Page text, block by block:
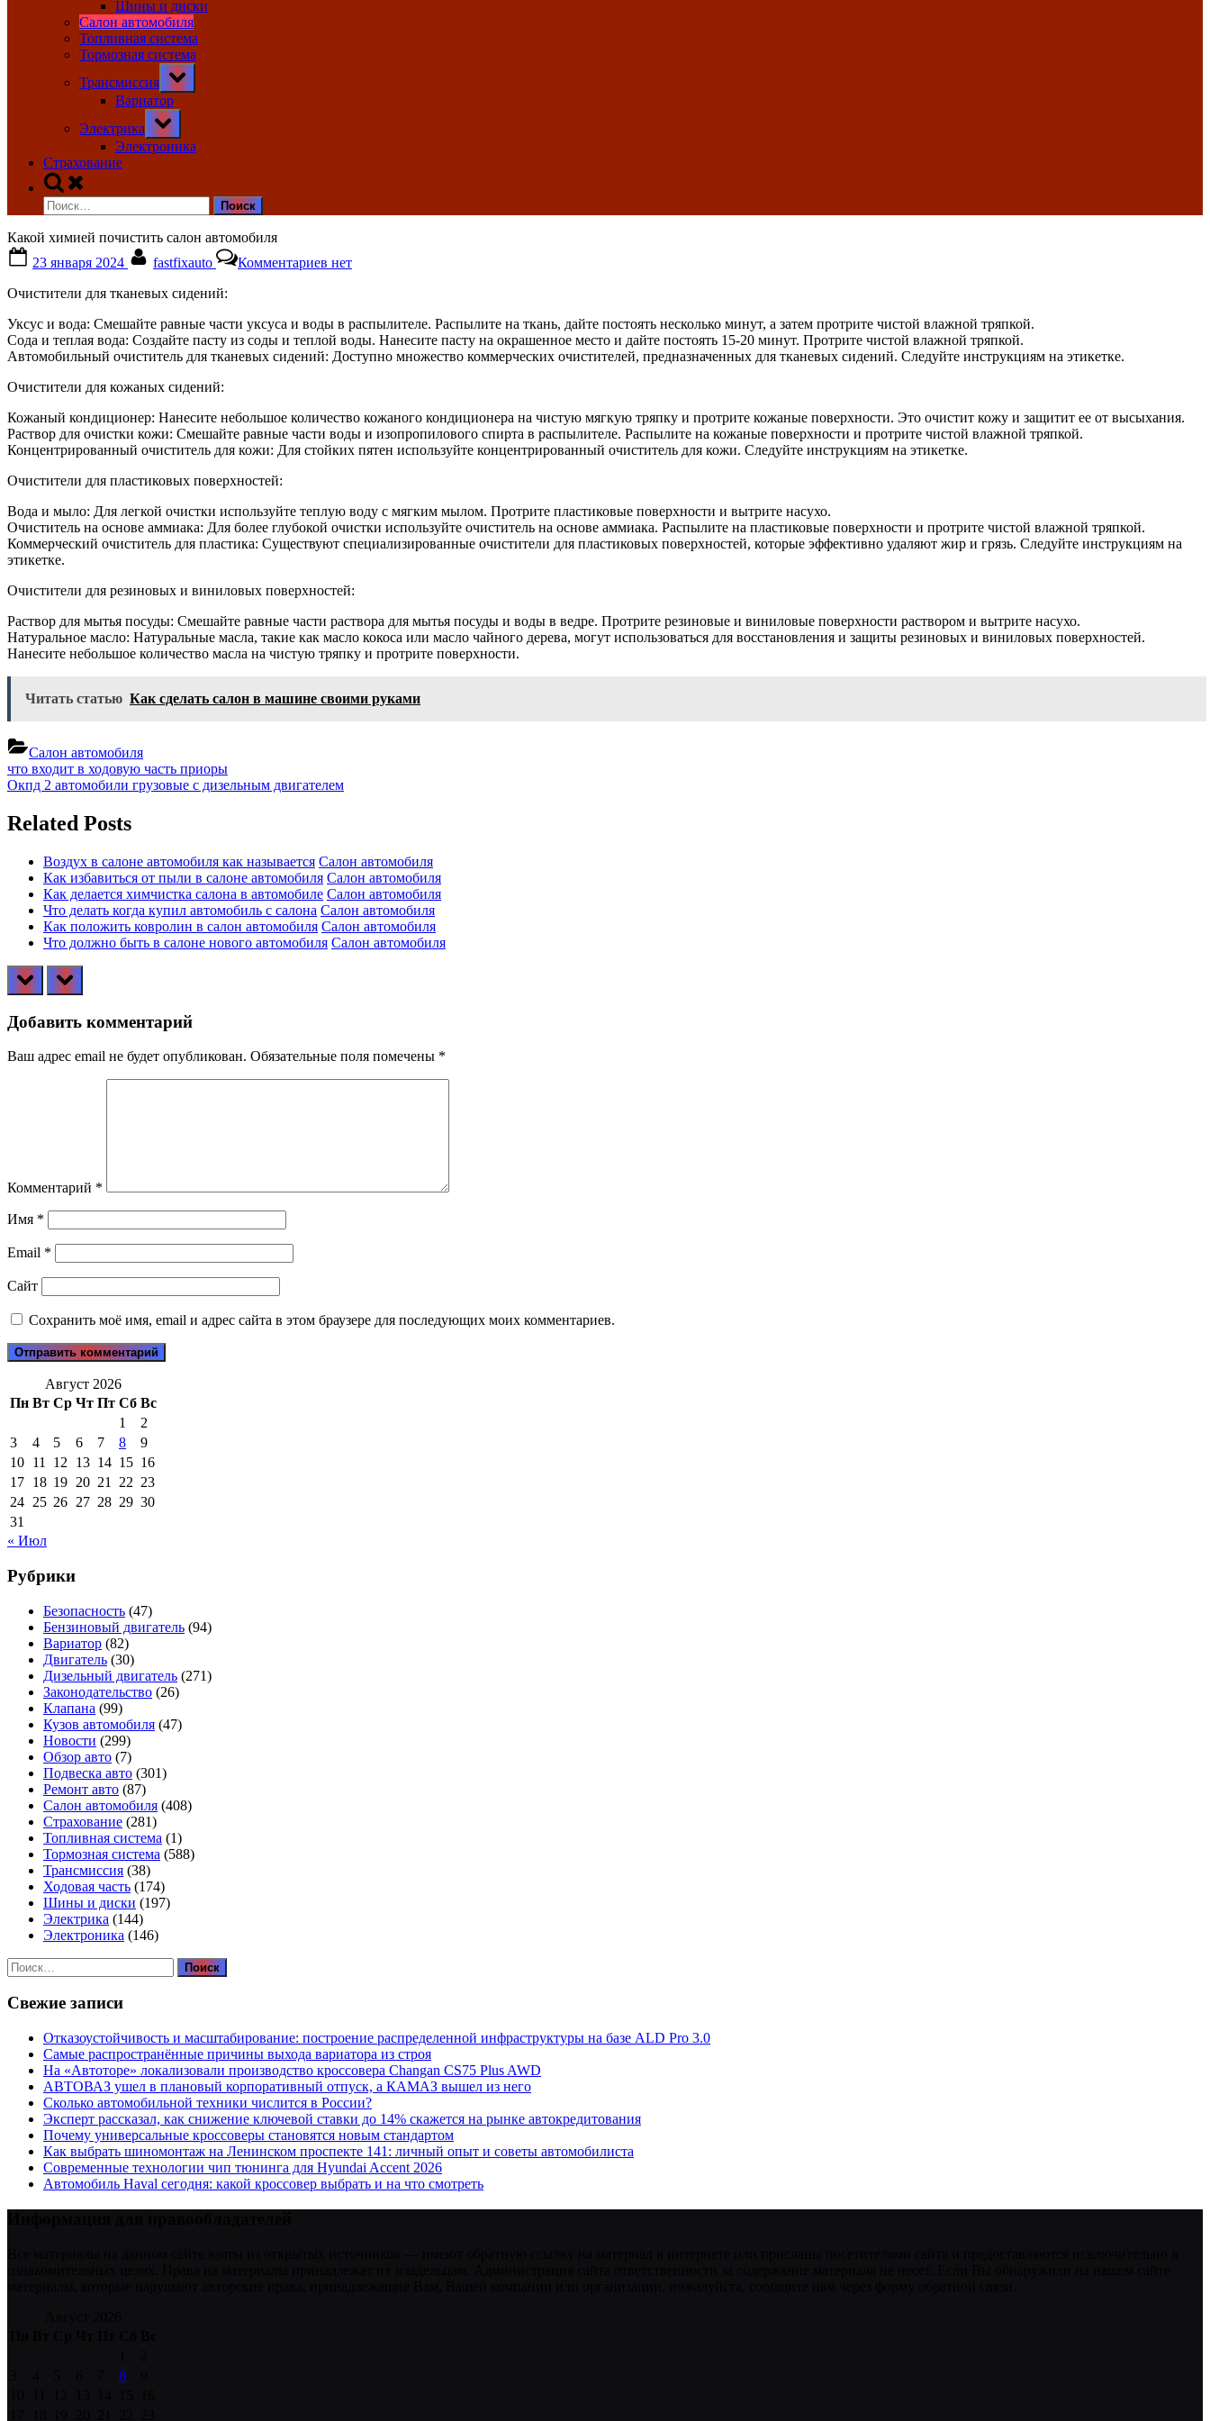
Шины и диски
Салон автомобиля
Топливная система
Тормозная система
Трансмиссия
Toggle
sub-
menu
Вариатор
Электрика
Toggle
sub-
menu
Электроника
Страхование
Toggle
search
form
Найти:
Какой химией почистить салон автомобиля
on
23 января 2024 fastfixauto Комментариевзаписи
салон
автомобиля
нет
Очистители для тканевых сидений:
Уксус и вода: Смешайте равные части уксуса и воды в распылителе. Распылите на ткань, дайте постоять несколько минут, а затем протрите чистой влажной тряпкой.
Сода и теплая вода: Создайте пасту из соды и теплой воды. Нанесите пасту на окрашенное место и дайте постоять 15-20 минут. Протрите чистой влажной тряпкой.
Автомобильный очиститель для тканевых сидений: Доступно множество коммерческих очистителей, предназначенных для тканевых сидений. Следуйте инструкциям на этикетке.
Очистители для кожаных сидений:
Кожаный кондиционер: Нанесите небольшое количество кожаного кондиционера на чистую мягкую тряпку и протрите кожаные поверхности. Это очистит кожу и защитит ее от высыхания.
Раствор для очистки кожи: Смешайте равные части воды и изопропилового спирта в распылителе. Распылите на кожаные поверхности и протрите чистой влажной тряпкой.
Концентрированный очиститель для кожи: Для стойких пятен используйте концентрированный очиститель для кожи. Следуйте инструкциям на этикетке.
Очистители для пластиковых поверхностей:
Вода и мыло: Для легкой очистки используйте теплую воду с мягким мылом. Протрите пластиковые поверхности и вытрите насухо.
Очиститель на основе аммиака: Для более глубокой очистки используйте очиститель на основе аммиака. Распылите на пластиковые поверхности и протрите чистой влажной тряпкой.
Коммерческий очиститель для пластика: Существуют специализированные очистители для пластиковых поверхностей, которые эффективно удаляют жир и грязь. Следуйте инструкциям на
этикетке.
Очистители для резиновых и виниловых поверхностей:
Раствор для мытья посуды: Смешайте равные части раствора для мытья посуды и воды в ведре. Протрите резиновые и виниловые поверхности раствором и вытрите насухо.
Натуральное масло: Натуральные масла, такие как масло кокоса или масло чайного дерева, могут использоваться для восстановления и защиты резиновых и виниловых поверхностей.
Нанесите небольшое количество масла на чистую тряпку и протрите поверхности.
Читать статью Как сделать салон в машине своими руками
Салон автомобиля
Навигация
по
записям
Previous
Post:
что входит в ходовую часть приоры
Next
Окпд 2 автомобили грузовые с дизельным двигателем
Related Posts
Воздух в салоне автомобиля как называется Салон автомобиля
Как избавиться от пыли в салоне автомобиля Салон автомобиля
Как делается химчистка салона в автомобиле Салон автомобиля
Что делать когда купил автомобиль с салона Салон автомобиля
Как положить ковролин в салон автомобиля Салон автомобиля
Что должно быть в салоне нового автомобиля Салон автомобиля
prev next
Добавить комментарий
Ваш адрес email не будет опубликован. Обязательные поля помечены *
Комментарий *
Имя *
Email *
Сайт
Сохранить моё имя, email и адрес сайта в этом браузере для последующих моих комментариев.
Август 2026
Пн Вт Ср Чт Пт Сб Вс
1
2
3
4 5 6 7 8
9
10 11 12 13 14 15 16
17 18 19 20 21 22 23
24 25 26 27 28 29 30
31
« Июл
Рубрики
Безопасность (47)
Бензиновый двигатель (94)
Вариатор (82)
Двигатель (30)
Дизельный двигатель (271)
Законодательство (26)
Клапана (99)
Кузов автомобиля (47)
Новости (299)
Обзор авто (7)
Подвеска авто (301)
Ремонт авто (87)
Салон автомобиля (408)
Страхование (281)
Топливная система (1)
Тормозная система (588)
Трансмиссия (38)
Ходовая часть (174)
Шины и диски (197)
Электрика (144)
Электроника (146)
Найти:
Свежие записи
Отказоустойчивость и масштабирование: построение распределенной инфраструктуры на базе ALD Pro 3.0
Самые распространённые причины выхода вариатора из строя
На «Автоторе» локализовали производство кроссовера Changan CS75 Plus AWD
АВТОВАЗ ушел в плановый корпоративный отпуск, а КАМАЗ вышел из него
Сколько автомобильной техники числится в России?
Эксперт рассказал, как снижение ключевой ставки до 14% скажется на рынке автокредитования
Почему универсальные кроссоверы становятся новым стандартом
Как выбрать шиномонтаж на Ленинском проспекте 141: личный опыт и советы автомобилиста
Современные технологии чип тюнинга для Hyundai Accent 2026
Автомобиль Haval сегодня: какой кроссовер выбрать и на что смотреть
8